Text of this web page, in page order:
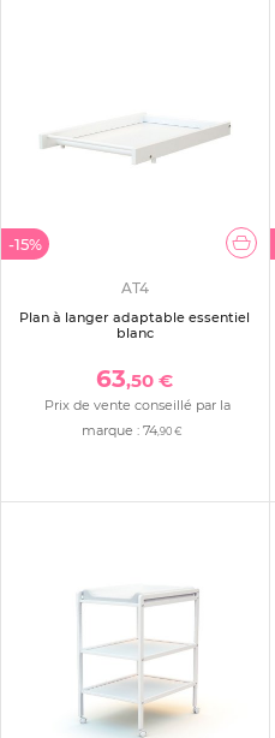
-15%
AT4
Plan à langer adaptable essentiel
blanc
63,50 €
Prix de vente conseillé par la
marque :74 ,90 €